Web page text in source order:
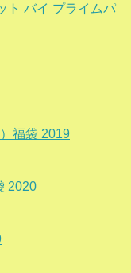
ト バイ プライムパ
福袋 2019
2020